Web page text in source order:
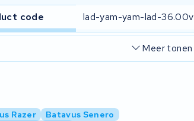
code
lad-yam-yam-lad-36.00v
Meer tonen
Razer
Batavus Senero